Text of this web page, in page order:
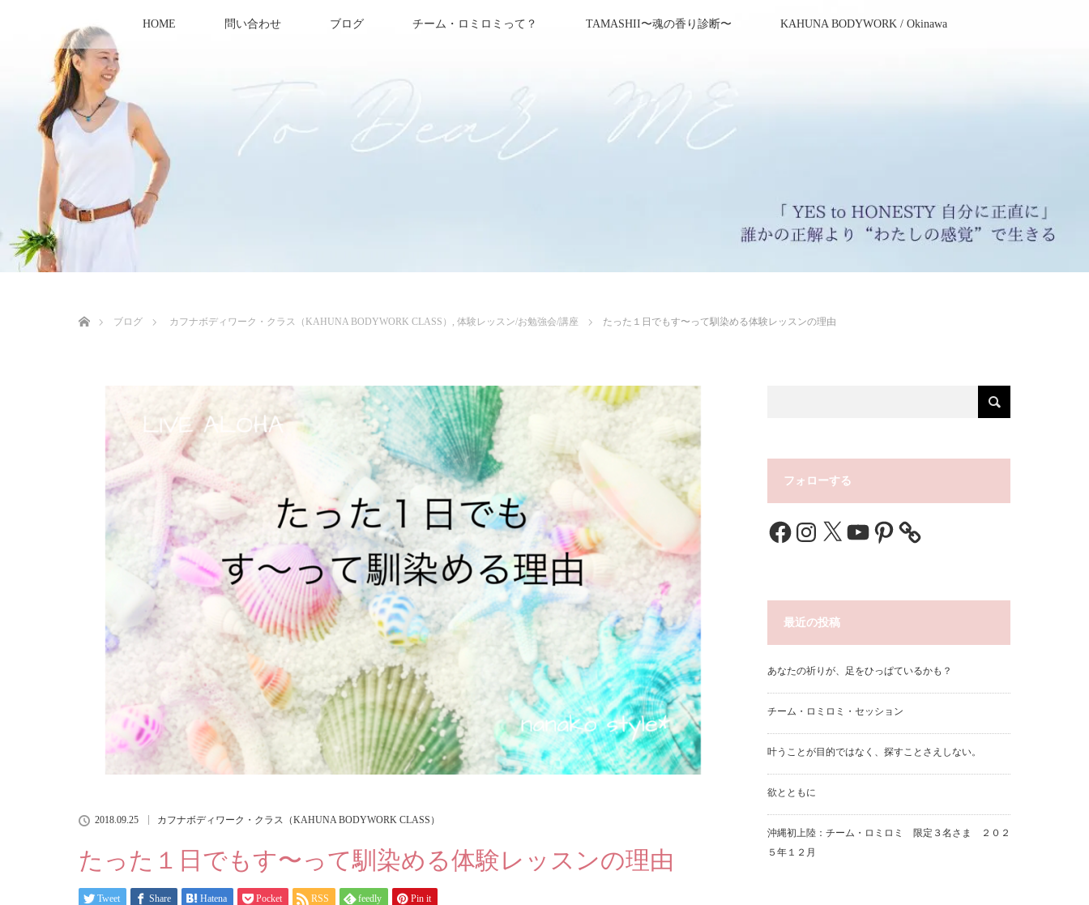
HOME 問い合わせ ブログ チーム・ロミロミって？ TAMASHII〜魂の香り診断〜 KAHUNA BODYWORK / Okinawa
ブログ
カフナボディワーク・クラス（KAHUNA BODYWORK CLASS） , 体験レッスン/お勉強会/講座 たった１日でもす〜って馴染める体験レッスンの理由
2018.09.25 カフナボディワーク・クラス（KAHUNA BODYWORK CLASS）
たった１日でもす〜って馴染める体験レッスンの理由
Tweet Share Hatena Pocket RSS feedly Pin it
フォローする
FacebookInstagram
X YouTubePinterest
最近の投稿
あなたの祈りが、足をひっぱているかも？
チーム・ロミロミ・セッション
叶うことが目的ではなく、探すことさえしない。
欲とともに
沖縄初上陸：チーム・ロミロミ 限定３名さま ２０２
５年１２月